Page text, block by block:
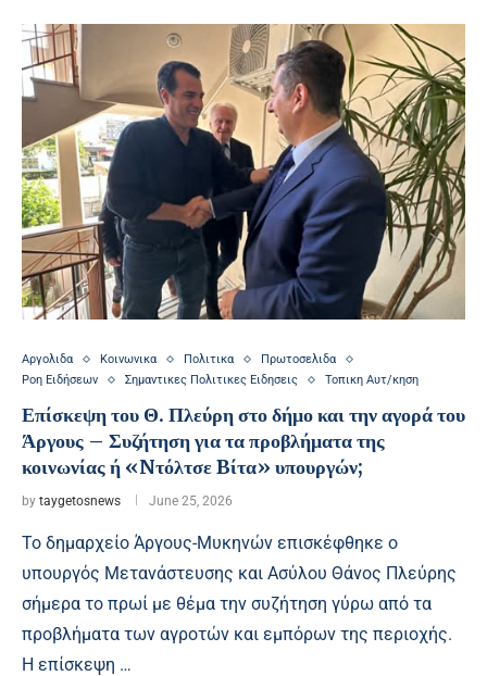
Αργολιδα Κοινωνικα Πολιτικα
Πρωτοσελιδα
Ροη Ειδήσεων
Σημαντικες Πολιτικες Ειδησεις Τοπικη Αυτ/κηση
Επίσκεψη του Θ. Πλεύρη στο δήμο και την αγορά του
Άργους – Συζήτηση για τα προβλήματα της
κοινωνίας ή «Nτόλτσε Bίτα» υπουργών;
by taygetosnews June 25, 2026
Το δημαρχείο Άργους-Μυκηνών επισκέφθηκε ο
υπουργός Μετανάστευσης και Ασύλου Θάνος Πλεύρης
σήμερα το πρωί με θέμα την συζήτηση γύρω από τα
προβλήματα των αγροτών και εμπόρων της περιοχής.
Η επίσκεψη …